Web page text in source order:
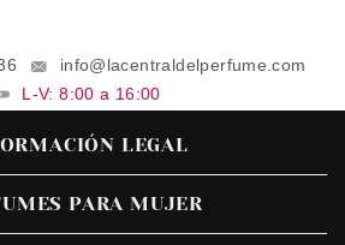
info@lacentraldelperfume.com
L-V: 8:00 a 16:00
LEGAL
PARA MUJER